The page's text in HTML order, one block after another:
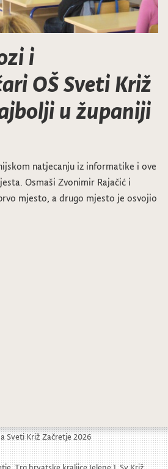
i
OŠ Sveti Križ
u županiji
natjecanju iz informatike i ove
Osmaši Zvonimir Rajačić i
mjesto, a drugo mjesto je osvojio
Sveti Križ Začretje 2026